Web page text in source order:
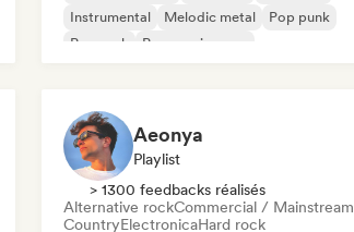
Instrumental
Melodic metal
Pop punk
Pop rock
Progressive pop
Aeonya
Playlist
> 1300 feedbacks réalisés
Alternative rockCommercial / Mainstream
CountryElectronicaHard rock